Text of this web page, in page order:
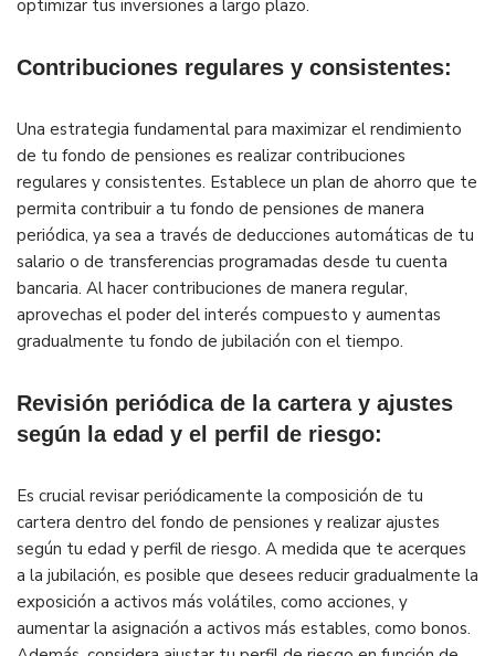
optimizar tus inversiones a largo plazo.
Contribuciones regulares y consistentes:
Una estrategia fundamental para maximizar el rendimiento
de tu fondo de pensiones es realizar contribuciones
regulares y consistentes. Establece un plan de ahorro que te
permita contribuir a tu fondo de pensiones de manera
periódica, ya sea a través de deducciones automáticas de tu
salario o de transferencias programadas desde tu cuenta
bancaria. Al hacer contribuciones de manera regular,
aprovechas el poder del interés compuesto y aumentas
gradualmente tu fondo de jubilación con el tiempo.
Revisión periódica de la cartera y ajustes
según la edad y el perfil de riesgo:
Es crucial revisar periódicamente la composición de tu
cartera dentro del fondo de pensiones y realizar ajustes
según tu edad y perfil de riesgo. A medida que te acerques
a la jubilación, es posible que desees reducir gradualmente la
exposición a activos más volátiles, como acciones, y
aumentar la asignación a activos más estables, como bonos.